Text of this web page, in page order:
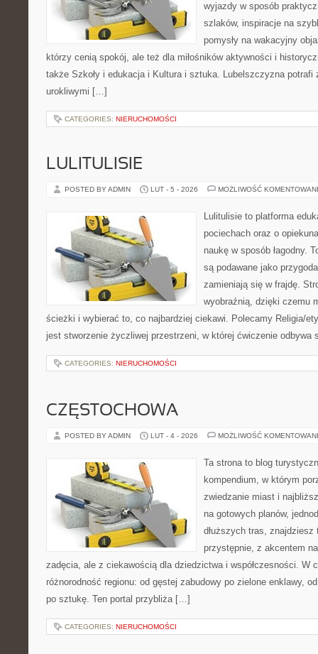
wyjazdy w sposób
szlaków, inspiracje na
pomysły na wakacyjny
którzy cenią spokój, ale też dla miłośników aktywności i
także Szkoły i edukacja i Kultura i sztuka. Lubelszczyzna potrafi
urokliwymi […]
CATEGORIES: NIERUCHOMOŚCI
LULITULISIE
POSTED BY ADMIN LUT - 5 - 2026 MOŻLIWOŚĆ
Lulitulisie to platforma
pociechach oraz o
naukę w sposób łagodny.
są podawane jako
zamieniają się w frajdę.
wyobraźnią, dzięki czemu
ścieżki i wybierać to, co najbardziej ciekawi. Polecamy Religia/
jest stworzenie życzliwej przestrzeni, w której ćwiczenie
CATEGORIES: NIERUCHOMOŚCI
CZĘSTOCHOWA
POSTED BY ADMIN LUT - 4 - 2026 MOŻLIWOŚĆ
Ta strona to blog
kompendium, w którym
zwiedzanie miast i
na gotowych planów,
dłuższych tras, znajdziesz
przystępnie, z akcentem
zadęcia, ale z ciekawością dla dziedzictwa i współczesności. W
różnorodność regionu: od gęstej zabudowy po zielone enklawy,
po sztukę. Ten portal przybliża […]
CATEGORIES: NIERUCHOMOŚCI